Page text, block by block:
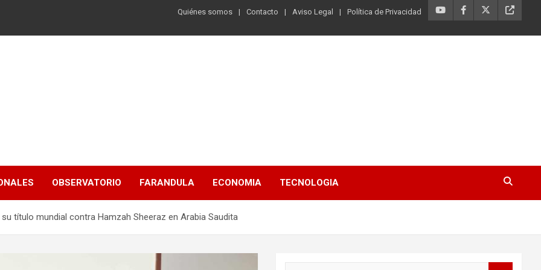
Quiénes somos Contacto Aviso Legal Política de Privacidad
OBSERVATORIO FARANDULA ECONOMIA TECNOLOGIA
título mundial contra Hamzah Sheeraz en Arabia Saudita